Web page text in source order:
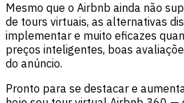
Mesmo que o Airbnb ainda não
de tours virtuais, as alternativas
implementar e muito eficazes
preços inteligentes, boas
do anúncio.
Pronto para se destacar e